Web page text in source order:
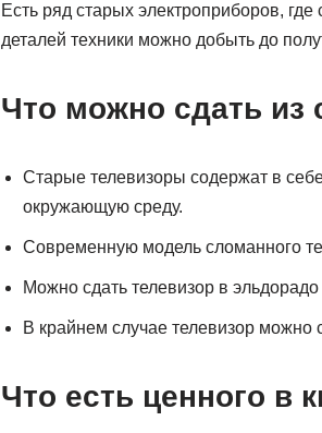
Есть ряд старых электроприборов,
деталей техники можно добыть до
Что можно сдать из
Старые телевизоры содержат в
окружающую среду.
Современную модель сломанного
Можно сдать телевизор в
В крайнем случае телевизор можно
Что есть ценного в